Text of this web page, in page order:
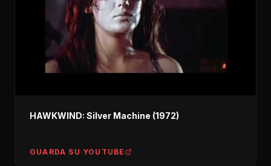
HAWKWIND: Silver Machine (1972)
GUARDA SU YOUTUBE